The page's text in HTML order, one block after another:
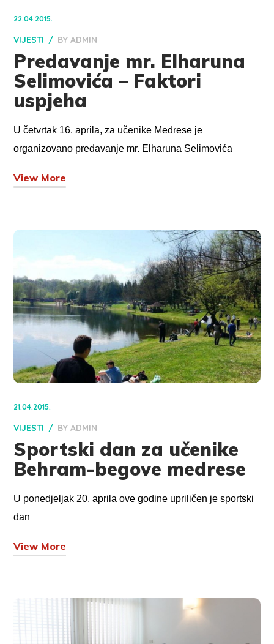
22.04.2015.
VIJESTI BYADMIN
Predavanje mr. Elharuna
Selimovića – Faktori
uspjeha
U četvrtak 16. aprila, za učenike Medrese je
organizovano predavanje mr. Elharuna Selimovića
View More
21.04.2015.
VIJESTI BYADMIN
Sportski dan za učenike
Behram-begove medrese
U ponedjeljak 20. aprila ove godine upriličen je sportski
dan
View More